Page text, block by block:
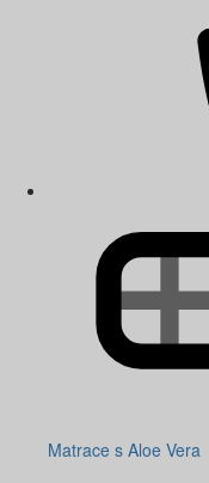
Matrace s Aloe Vera